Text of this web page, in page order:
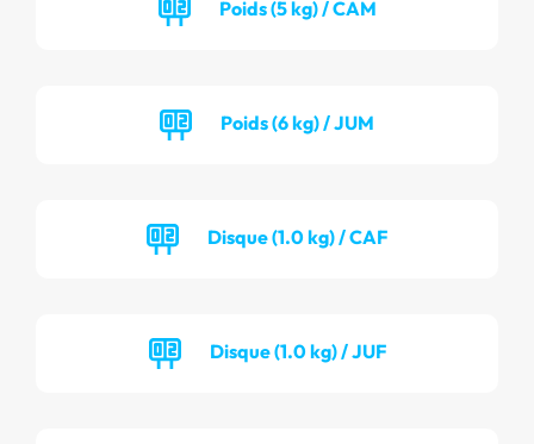
Poids (5 kg) / CAM
Poids (6 kg) / JUM
Disque (1.0 kg) / CAF
Disque (1.0 kg) / JUF